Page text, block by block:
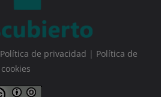
Política de privacidad | Política de
cookies